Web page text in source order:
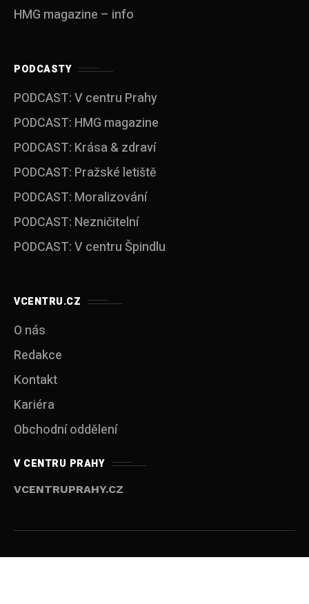
HMG magazine – info
PODCASTY
PODCAST: V centru Prahy
PODCAST: HMG magazine
PODCAST: Krása & zdraví
PODCAST: Pražské letiště
PODCAST: Moralizování
PODCAST: Nezničitelní
PODCAST: V centru Špindlu
VCENTRU.CZ
O nás
Redakce
Kontakt
Kariéra
Obchodní oddělení
V CENTRU PRAHY
VCENTRUPRAHY.CZ